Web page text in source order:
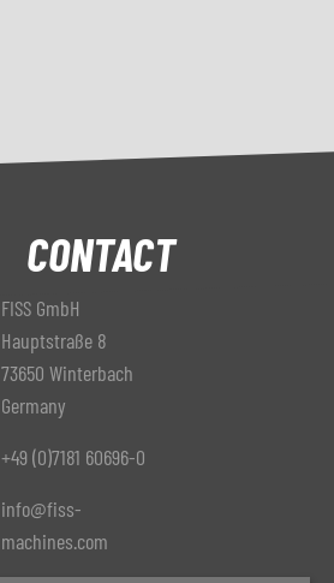
CONTACT
FISS GmbH
Hauptstraße 8
73650 Winterbach
Germany
+49 (0)7181 60696-0
info@fiss-
machines.com